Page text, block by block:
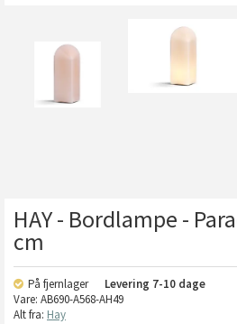
HAY - Bordlampe -
cm
På fjernlager Levering 7-10 dage
Vare: AB690-A568-AH49
Alt fra: Hay